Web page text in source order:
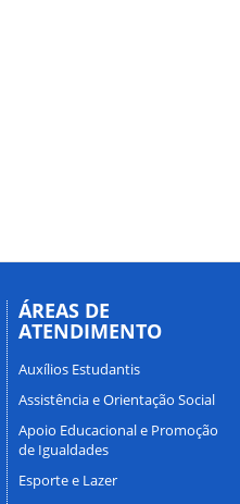
ÁREAS DE
ATENDIMENTO
Auxílios Estudantis
Assistência e Orientação Social
Apoio Educacional e Promoção
de Igualdades
Esporte e Lazer